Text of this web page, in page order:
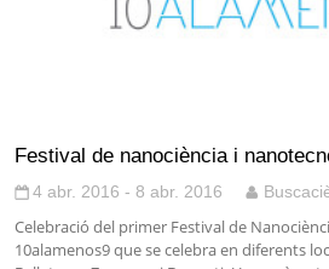
Festival de nanociència i
4 abr. 2016 - 8 abr. 2016
Celebració del primer Festival de
10alamenos9 que se celebra en diferents